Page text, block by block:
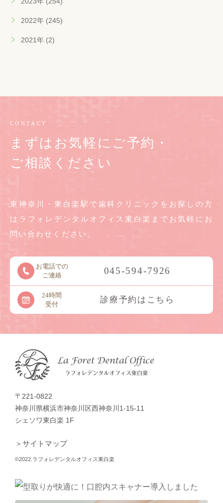
2022年 (245)
2021年 (2)
CONTACT
まずはお気軽にご予約・
ご相談ください
東神奈川・東白楽駅で歯科クリニックをお探しの方
は ラフォレデンタルオフィス東白楽までお気軽に お
問い合わせください。
お電話での
ご連絡
045-594-7926
24時間
受付
診療予約はこちら
〒221-0822
神奈川県横浜市神奈川区西神奈川1-15-11
シェソワ東白楽 1F
＞サイトマップ
©2022.ラフォレデンタルオフィス東白楽